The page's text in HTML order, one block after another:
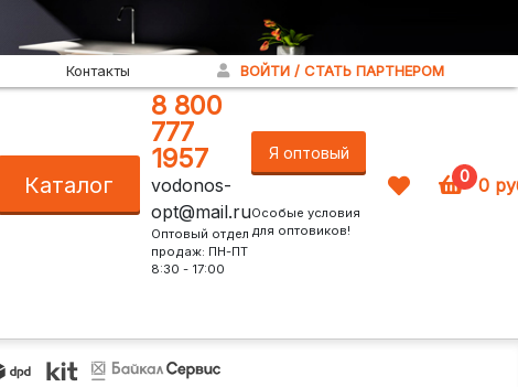
Контакты ВОЙТИ / СТАТЬ ПАРТНЕРОМ
Каталог
8 800
777
1957
vodonos-
opt@mail.ru
Оптовый отдел
продаж: ПН-ПТ
8:30 - 17:00
Я оптовый
Особые условия
для оптовиков!
0 0